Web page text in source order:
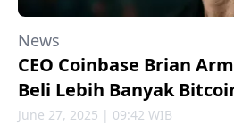
News
CEO Coinbase Brian
Beli Lebih Banyak
June 27, 2025 | 09:42 WIB